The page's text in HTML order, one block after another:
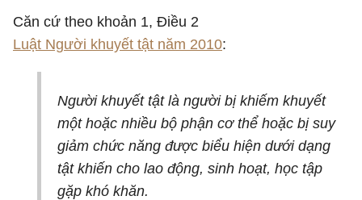
Căn cứ theo khoản 1, Điều 2
Luật Người khuyết tật năm 2010:
Người khuyết tật là người bị khiếm khuyết
một hoặc nhiều bộ phận cơ thể hoặc bị suy
giảm chức năng được biểu hiện dưới dạng
tật khiến cho lao động, sinh hoạt, học tập
gặp khó khăn.